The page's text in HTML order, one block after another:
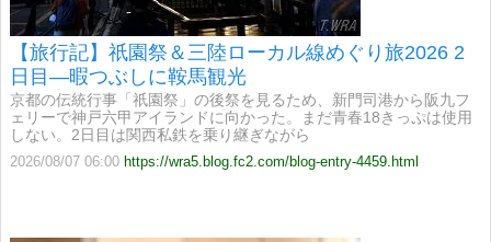
【旅行記】祇園祭＆三陸ローカル線めぐり旅2026 2
日目―暇つぶしに鞍馬観光
京都の伝統行事「祇園祭」の後祭を見るため、新門司港から阪九フ
ェリーで神戸六甲アイランドに向かった。まだ青春18きっぷは使用
しない。2日目は関西私鉄を乗り継ぎながら
2026/08/07 06:00 https://wra5.blog.fc2.com/blog-entry-4459.html